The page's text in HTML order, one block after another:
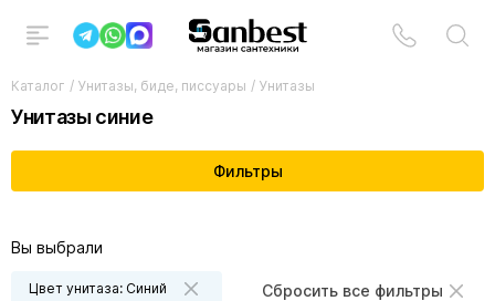
Каталог / Унитазы, биде, писсуары / Унитазы
Унитазы синие
Фильтры
Вы выбрали
Цвет унитаза: Синий Сбросить все фильтры